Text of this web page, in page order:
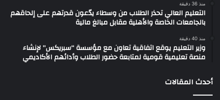
منذ 36 دقيقة
التعليم العالي تحذر الطلاب من وسطاء يدّعون قدرتهم على إلحاقهم
بالجامعات الخاصة والأهلية مقابل مبالغ مالية
منذ 40 دقيقة
وزير التعليم يوقع اتفاقية تعاون مع مؤسسة “سبريكس” لإنشاء
منصة تعليمية قومية لمتابعة حضور الطلاب وأدائهم الأكاديمي
أحدث المقالات